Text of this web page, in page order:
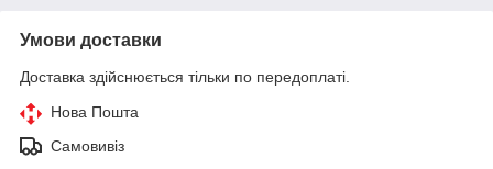
Умови доставки
Доставка здійснюється тільки по передоплаті.
Нова Пошта
Самовивіз